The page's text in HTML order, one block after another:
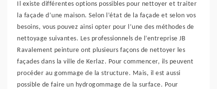
Il existe différentes options possibles pour nettoyer et traiter
la façade d’une maison. Selon l’état de la façade et selon vos
besoins, vous pouvez ainsi opter pour l’une des méthodes de
nettoyage suivantes. Les professionnels de l’entreprise JB
Ravalement peinture ont plusieurs façons de nettoyer les
façades dans la ville de Kerlaz. Pour commencer, ils peuvent
procéder au gommage de la structure. Mais, il est aussi
possible de faire un hydrogommage de la surface. Pour